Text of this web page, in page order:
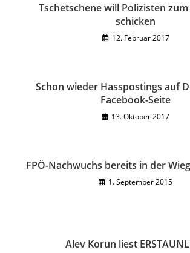
Tschetschene will Polizisten
schicken
12. Februar 2017
Schon wieder Hasspostings auf
Facebook-Seite
13. Oktober 2017
FPÖ-Nachwuchs bereits in der
1. September 2015
Alev Korun liest